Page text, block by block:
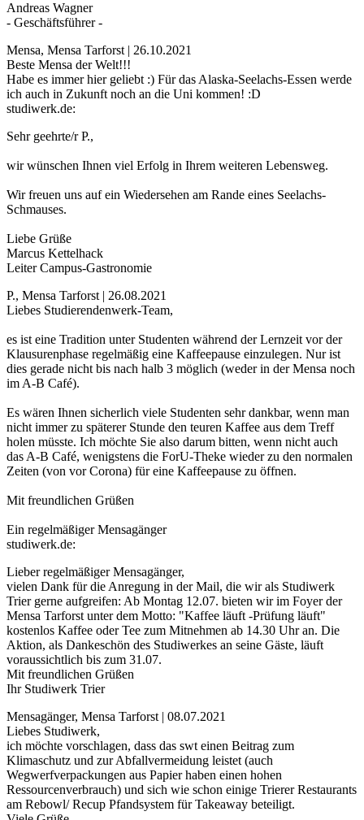
Andreas Wagner
- Geschäftsführer -
Mensa, Mensa Tarforst | 26.10.2021
Beste Mensa der Welt!!!
Habe es immer hier geliebt :) Für das Alaska-Seelachs-Essen werde
ich auch in Zukunft noch an die Uni kommen! :D
studiwerk.de:
Sehr geehrte/r P.,
wir wünschen Ihnen viel Erfolg in Ihrem weiteren Lebensweg.
Wir freuen uns auf ein Wiedersehen am Rande eines Seelachs-
Schmauses.
Liebe Grüße
Marcus Kettelhack
Leiter Campus-Gastronomie
P., Mensa Tarforst | 26.08.2021
Liebes Studierendenwerk-Team,
es ist eine Tradition unter Studenten während der Lernzeit vor der
Klausurenphase regelmäßig eine Kaffeepause einzulegen. Nur ist
dies gerade nicht bis nach halb 3 möglich (weder in der Mensa noch
im A-B Café).
Es wären Ihnen sicherlich viele Studenten sehr dankbar, wenn man
nicht immer zu späterer Stunde den teuren Kaffee aus dem Treff
holen müsste. Ich möchte Sie also darum bitten, wenn nicht auch
das A-B Café, wenigstens die ForU-Theke wieder zu den normalen
Zeiten (von vor Corona) für eine Kaffeepause zu öffnen.
Mit freundlichen Grüßen
Ein regelmäßiger Mensagänger
studiwerk.de:
Lieber regelmäßiger Mensagänger,
vielen Dank für die Anregung in der Mail, die wir als Studiwerk
Trier gerne aufgreifen: Ab Montag 12.07. bieten wir im Foyer der
Mensa Tarforst unter dem Motto: "Kaffee läuft -Prüfung läuft"
kostenlos Kaffee oder Tee zum Mitnehmen ab 14.30 Uhr an. Die
Aktion, als Dankeschön des Studiwerkes an seine Gäste, läuft
voraussichtlich bis zum 31.07.
Mit freundlichen Grüßen
Ihr Studiwerk Trier
Mensagänger, Mensa Tarforst | 08.07.2021
Liebes Studiwerk,
ich möchte vorschlagen, dass das swt einen Beitrag zum
Klimaschutz und zur Abfallvermeidung leistet (auch
Wegwerfverpackungen aus Papier haben einen hohen
Ressourcenverbrauch) und sich wie schon einige Trierer Restaurants
am Rebowl/ Recup Pfandsystem für Takeaway beteiligt.